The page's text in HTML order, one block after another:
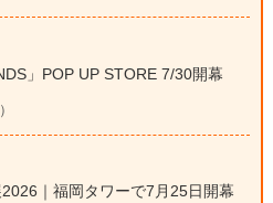
」POP UP STORE 7/30開幕
｜福岡タワーで7月25日開幕